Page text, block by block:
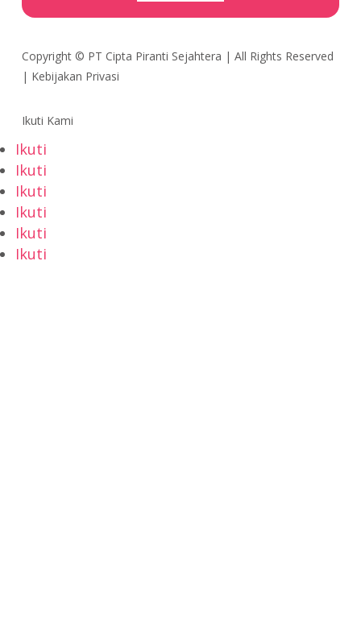
Copyright © PT Cipta Piranti Sejahtera | All Rights Reserved
| Kebijakan Privasi
Ikuti Kami
Ikuti
Ikuti
Ikuti
Ikuti
Ikuti
Ikuti